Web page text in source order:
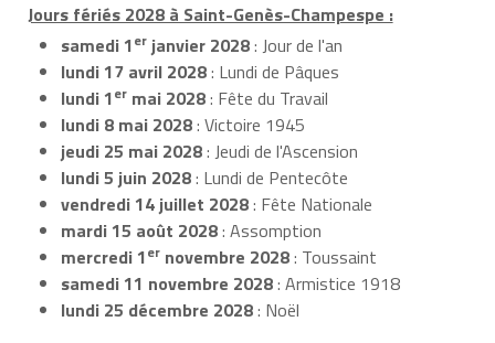
Jours fériés 2028 à Saint-Genès-Champespe :
samedi 1er janvier 2028: Jour de l'an
lundi 17 avril 2028: Lundi de Pâques
lundi 1er mai 2028: Fête du Travail
lundi 8 mai 2028: Victoire 1945
jeudi 25 mai 2028: Jeudi de l'Ascension
lundi 5 juin 2028: Lundi de Pentecôte
vendredi 14 juillet 2028: Fête Nationale
mardi 15 août 2028: Assomption
mercredi 1er novembre 2028: Toussaint
samedi 11 novembre 2028: Armistice 1918
lundi 25 décembre 2028: Noël